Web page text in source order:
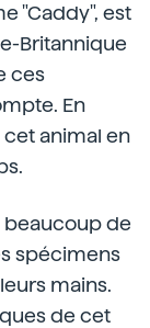
"Caddy", est
Britannique
ces
En
animal en
beaucoup de
spécimens
mains.
de cet